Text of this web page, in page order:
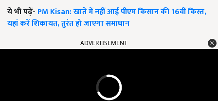
ये भी पढ़ें- PM Kisan: खाते में नहीं आई पीएम किसान की 16वीं किस्त,
यहां करें शिकायत, तुरंत हो जाएगा समाधान
ADVERTISEMENT